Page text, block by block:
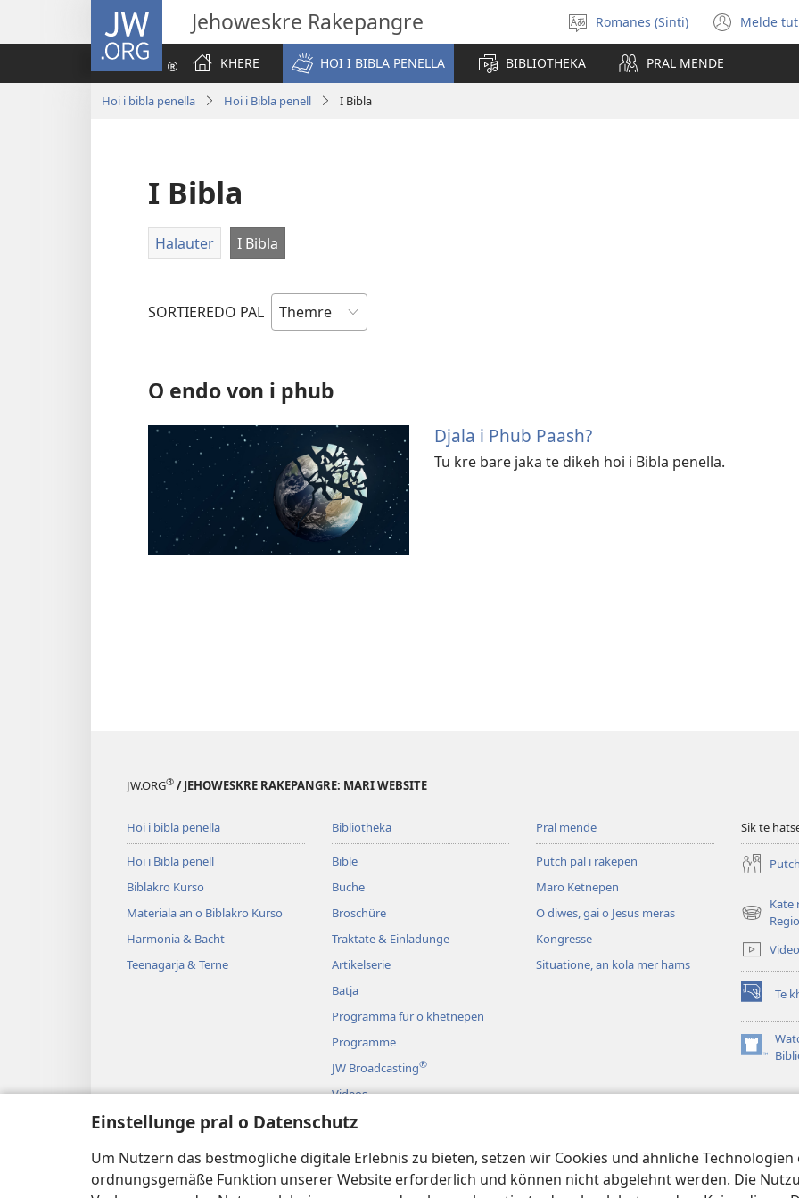
Einstellunge pral o Datenschutz
Um Nutzern das bestmögliche digitale Erlebnis zu bieten, setzen wir Cookies und ähnliche
ordnungsgemäße Funktion unserer Website erforderlich und können nicht abgelehnt werden. Die
JW.ORG Jehoweskre Rakepangre
Rode
i
tchip
Romanes (Sinti) Melde
new
KHERE
HOI I BIBLA PENELLA BIBLIOTHEKA PRAL MENDE
Hoi i bibla penella Hoi i Bibla penell I Bibla
I Bibla
Halauter I Bibla
SORTIEREDO PAL
O endo von i phub
Djala i Phub Paash?
Tu kre bare jaka te dikeh hoi i Bibla penella.
JW.ORG® / JEHOWESKRE RAKEPANGRE: MARI WEBSITE
Hoi i bibla penella
Hoi i Bibla penell
Biblakro Kurso
Materiala an o Biblakro Kurso
Harmonia & Bacht
Teenagarja & Terne
Bibliotheka
Bible
Buche
Broschüre
Traktate & Einladunge
Artikelserie
Batja
Programma für o khetnepen
Programme
JW Broadcasting®
Videos
Bashepen
I drawedo biblatiko khelepen
Pral mende
Putch pal i rakepen
Maro Ketnepen
O diwes, gai o Jesus meras
Kongresse
Situatione, an kola mer hams
Sik te
Kate
(opens
window)
Te
(opens
new
window)
(opens
window)